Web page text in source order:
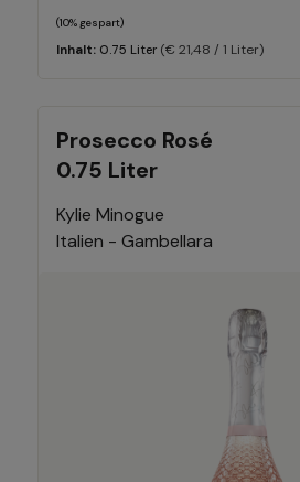
(10% gespart)
Inhalt: 0.75 Liter (€ 21,48 / 1 Liter)
Prosecco Rosé
0.75 Liter
Kylie Minogue
Italien - Gambellara